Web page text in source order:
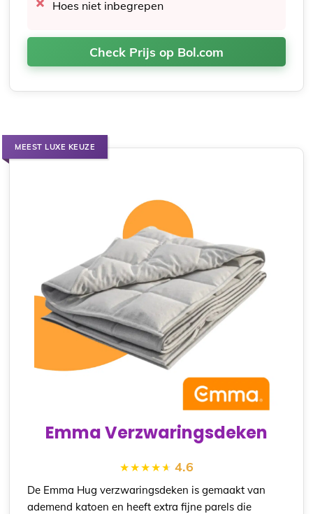
Hoes niet inbegrepen
Check Prijs op Bol.com
MEEST LUXE KEUZE
Emma Verzwaringsdeken
4.6
De Emma Hug verzwaringsdeken is gemaakt van
ademend katoen en heeft extra fijne parels die